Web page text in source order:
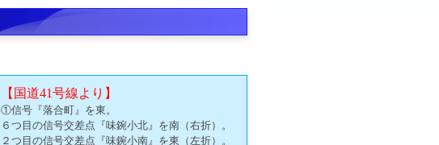
【国道41号線より】
①信号『落合町』を東。
６つ目の信号交差点『味鋺小北』を南（右折）。
２つ目の信号交差点『味鋺小南』を東（左折）。